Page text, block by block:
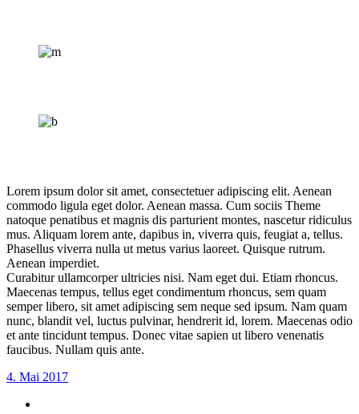
Lorem ipsum dolor sit amet, consectetuer adipiscing elit. Aenean
commodo ligula eget dolor. Aenean massa. Cum sociis Theme
natoque penatibus et magnis dis parturient montes, nascetur ridiculus
mus. Aliquam lorem ante, dapibus in, viverra quis, feugiat a, tellus.
Phasellus viverra nulla ut metus varius laoreet. Quisque rutrum.
Aenean imperdiet.
Curabitur ullamcorper ultricies nisi. Nam eget dui. Etiam rhoncus.
Maecenas tempus, tellus eget condimentum rhoncus, sem quam
semper libero, sit amet adipiscing sem neque sed ipsum. Nam quam
nunc, blandit vel, luctus pulvinar, hendrerit id, lorem. Maecenas odio
et ante tincidunt tempus. Donec vitae sapien ut libero venenatis
faucibus. Nullam quis ante.
4. Mai 2017